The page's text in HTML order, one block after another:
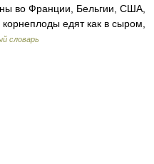
во Франции, Бельгии, США,
едят как в сыром,
словарь